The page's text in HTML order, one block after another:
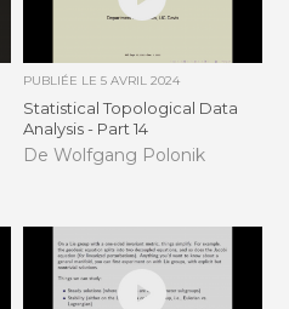
PUBLIÉE LE 5 AVRIL 2024
Statistical Topological Data
Analysis - Part 14
De Wolfgang Polonik